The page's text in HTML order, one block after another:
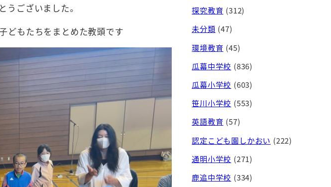
ございました。
もたちをまとめた教頭です
探究教育 (312)
未分類 (47)
環境教育 (45)
瓜幕中学校 (836)
瓜幕小学校 (603)
笹川小学校 (553)
英語教育 (57)
認定こども園しかおい (222)
通明小学校 (271)
鹿追中学校 (334)